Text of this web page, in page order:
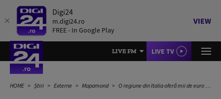
Digi24
m.digi24.ro
FREE - In Google Play
VIEW
LIVE FM LIVE TV
HOME Știri Externe Mapamond O regiune din Italia oferă mii de euro celor care vor să se mute acolo